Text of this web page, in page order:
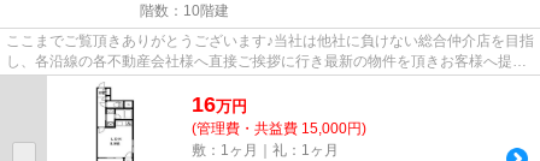
階数：10階建
ここまでご覧頂きありがとうございます♪当社は他社に負けない総合仲介店を目指
し、各沿線の各不動産会社様へ直接ご挨拶に行き最新の物件を頂きお客様へ提供
しております！最新の情報は...
16万円
(管理費・共益費 15,000円)
敷：1ヶ月｜礼：1ヶ月